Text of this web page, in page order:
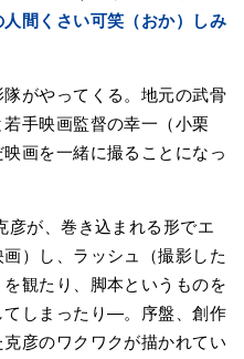
人間くさい可笑（おか）しみ
がやってくる。地元の武骨
手映画監督の幸一（小栗
画を一緒に撮ることになっ
彦が、巻き込まれる形でエ
）し、ラッシュ（撮影した
観たり、脚本というものを
てしまったり―。序盤、創作
彦のワクワクが描かれてい